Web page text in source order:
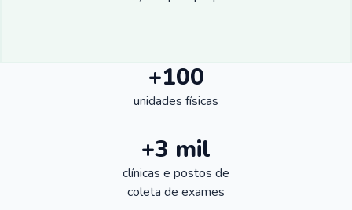
+100
unidades físicas
+3 mil
clínicas e postos de
coleta de exames